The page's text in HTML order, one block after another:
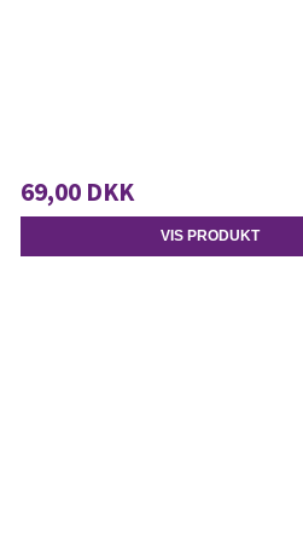
69,00 DKK
VIS PRODUKT